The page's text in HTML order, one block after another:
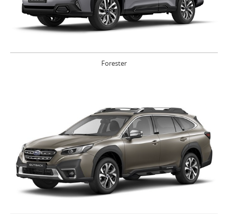
Forester